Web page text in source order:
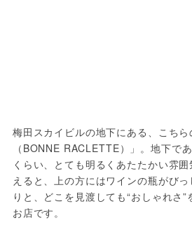
梅田スカイビルの地下にある、こち
（BONNE RACLETTE）」。地下で
くらい、とても明るくあたたかい雰
えると、上の方にはワインの瓶がび
りと、どこを見渡しても“おしゃれさ
お店です。